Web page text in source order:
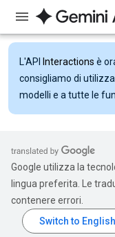
L'API Interactions è
consigliamo di
modelli e a tutte le
Google utilizza la
lingua preferita. Le
contenere errori.